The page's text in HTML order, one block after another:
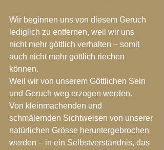
Wir beginnen uns von diesem Geruch
lediglich zu entfernen, weil wir uns
nicht mehr göttlich verhalten – somit
auch nicht mehr göttlich riechen
können.
Weil wir von unserem Göttlichen Sein
und Geruch weg erzogen werden.
Von kleinmachenden und
schmälernden Sichtweisen von unserer
natürlichen Grösse heruntergebrochen
werden – in ein Selbstverständnis, das